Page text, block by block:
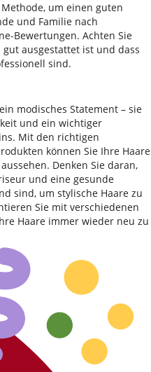
um einen guten
und Familie nach
Bewertungen. Achten Sie
ausgestattet ist und dass
sind.
modisches Statement – sie
und ein wichtiger
Mit den richtigen
können Sie Ihre Haare
Denken Sie daran,
und eine gesunde
sind, um stylische Haare zu
Sie mit verschiedenen
Haare immer wieder neu zu